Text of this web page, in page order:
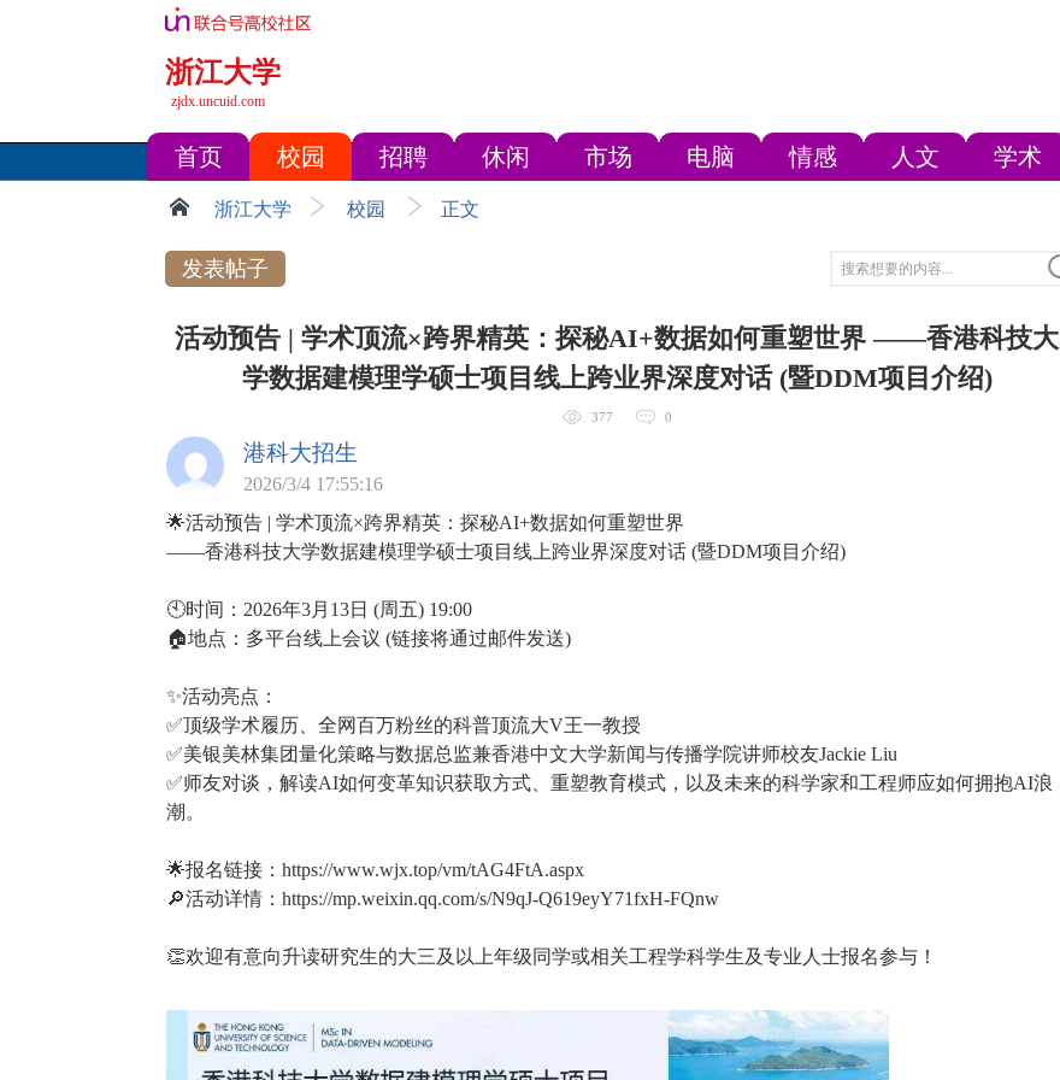
浙江大学
zjdx.uncuid.com
首页 校园 招聘 休闲 市场 电脑 情感 人文 学术
浙江大学 校园 正文
发表帖子
活动预告 | 学术顶流×跨界精英：探秘AI+数据如何重塑世界 ——香港科技大
学数据建模理学硕士项目线上跨业界深度对话 (暨DDM项目介绍)
377 0
港科大招生
2026/3/4 17:55:16
🌟活动预告 | 学术顶流×跨界精英：探秘AI+数据如何重塑世界
——香港科技大学数据建模理学硕士项目线上跨业界深度对话 (暨DDM项目介绍)
🕙时间：2026年3月13日 (周五) 19:00
🏠地点：多平台线上会议 (链接将通过邮件发送)
✨活动亮点：
✅顶级学术履历、全网百万粉丝的科普顶流大V王一教授
✅美银美林集团量化策略与数据总监兼香港中文大学新闻与传播学院讲师校友Jackie Liu
✅师友对谈，解读AI如何变革知识获取方式、重塑教育模式，以及未来的科学家和工程师应如何拥抱AI浪
潮。
🌟报名链接：https://www.wjx.top/vm/tAG4FtA.aspx
🔎活动详情：https://mp.weixin.qq.com/s/N9qJ-Q619eyY71fxH-FQnw
👏欢迎有意向升读研究生的大三及以上年级同学或相关工程学科学生及专业人士报名参与！